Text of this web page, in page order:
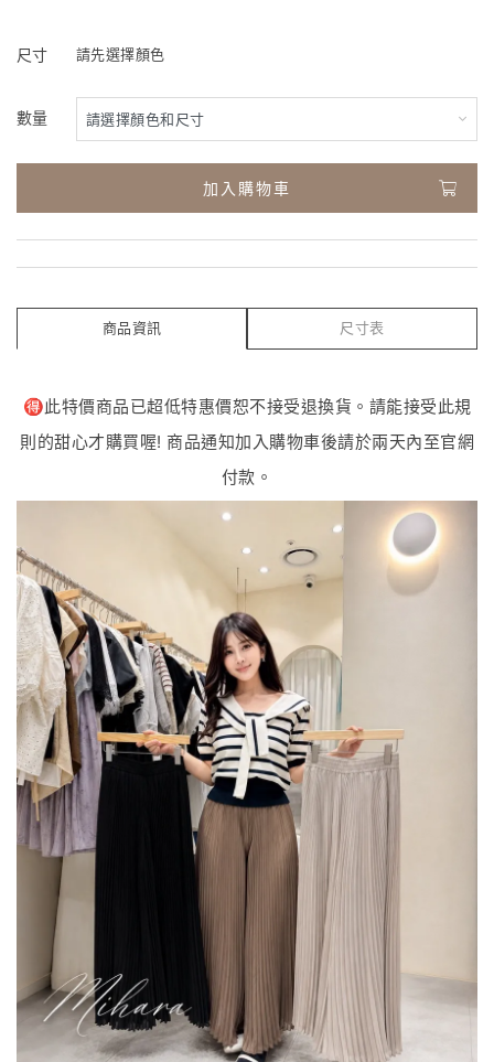
尺寸 請先選擇顏色
數量
加入購物車
商品資訊 尺寸表
🉐️此特價商品已超低特惠價恕不接受退換貨。請能接受此規
則的甜心才購買喔! 商品通知加入購物車後請於兩天內至官網
付款。